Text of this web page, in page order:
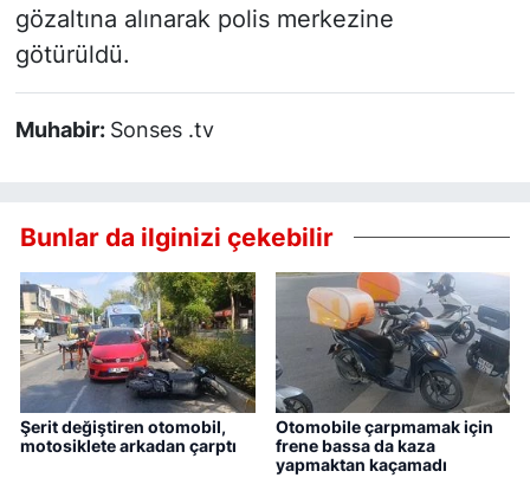
gözaltına alınarak polis merkezine
götürüldü.
Muhabir: Sonses .tv
Bunlar da ilginizi çekebilir
Şerit değiştiren otomobil,
motosiklete arkadan çarptı
Otomobile çarpmamak için
frene bassa da kaza
yapmaktan kaçamadı